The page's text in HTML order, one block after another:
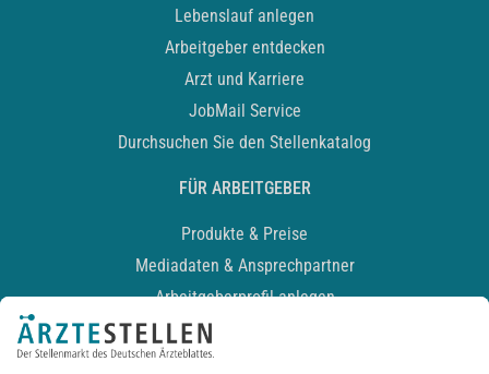
Lebenslauf anlegen
Arbeitgeber entdecken
Arzt und Karriere
JobMail Service
Durchsuchen Sie den Stellenkatalog
FÜR ARBEITGEBER
Produkte & Preise
Mediadaten & Ansprechpartner
Arbeitgeberprofil anlegen
Recruiting-Podcast